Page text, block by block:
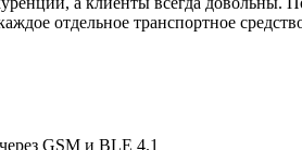
отдельное транспортное
GSM и BLE 4.1